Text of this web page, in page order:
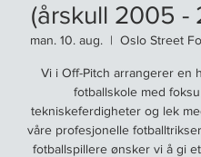
(årskull 2005 -
man. 10. aug.
  |
Oslo Street
Vi i Off-Pitch arrangerer en
fotballskole med
tekniskeferdigheter og lek
våre profesjonelle
fotballspillere ønsker vi å gi